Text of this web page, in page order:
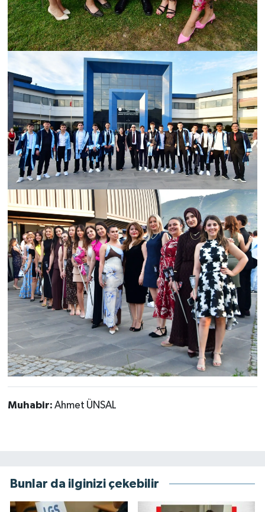
Muhabir: Ahmet ÜNSAL
Bunlar da ilginizi çekebilir